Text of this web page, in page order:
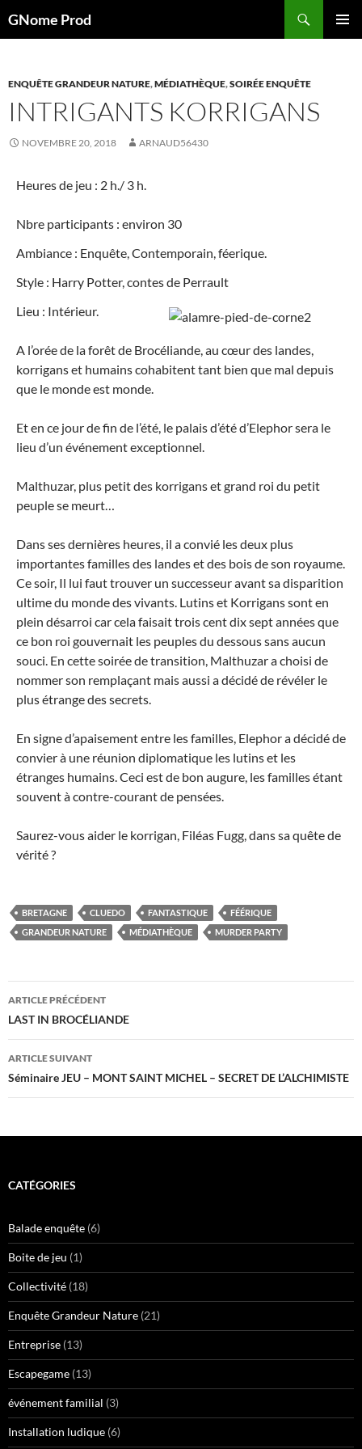
auGNome Prod
ENQUÊTE GRANDEUR NATURE,MÉDIATHÈQUE,SOIRÉE ENQUÊTE
INTRIGANTS KORRIGANS
NOVEMBRE 20, 2018 ARNAUD56430
Heures de jeu : 2 h./ 3 h.
Nbre participants : environ 30
Ambiance : Enquête, Contemporain, féerique.
Style : Harry Potter, contes de Perrault
Lieu : Intérieur.
A l’orée de la forêt de Brocéliande, au cœur des landes,
korrigans et humains cohabitent tant bien que mal depuis
que le monde est monde.
Et en ce jour de fin de l’été, le palais d’été d’Elephor sera le
lieu d’un événement exceptionnel.
Malthuzar, plus petit des korrigans et grand roi du petit
peuple se meurt…
Dans ses dernières heures, il a convié les deux plus
importantes familles des landes et des bois de son royaume.
Ce soir, Il lui faut trouver un successeur avant sa disparition
ultime du monde des vivants. Lutins et Korrigans sont en
plein désarroi car cela faisait trois cent dix sept années que
ce bon roi gouvernait les peuples du dessous sans aucun
souci. En cette soirée de transition, Malthuzar a choisi de
nommer son remplaçant mais aussi a décidé de révéler le
plus étrange des secrets.
En signe d’apaisement entre les familles, Elephor a décidé de
convier à une réunion diplomatique les lutins et les
étranges humains. Ceci est de bon augure, les familles étant
souvent à contre-courant de pensées.
Saurez-vous aider le korrigan, Filéas Fugg, dans sa quête de
vérité ?
BRETAGNE CLUEDO FANTASTIQUE
FÉÉRIQUE
GRANDEUR NATURE
MÉDIATHÈQUE MURDER PARTY
Navigation
des
articles
ARTICLE PRÉCÉDENT
LAST IN BROCÉLIANDE
ARTICLE SUIVANT
Séminaire JEU – MONT SAINT MICHEL – SECRET DE L’ALCHIMISTE
CATÉGORIES
Balade enquête (6)
Boite de jeu (1)
Collectivité (18)
Enquête Grandeur Nature (21)
Entreprise (13)
Escapegame (13)
événement familial (3)
Installation ludique (6)